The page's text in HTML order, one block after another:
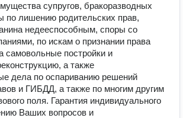
супругов, бракоразводных
по лишению родительских прав,
недееспособным, споры со
по искам о признании права
самовольные постройки и
а также
дела по оспариванию решений
и ГИБДД, а также по многим другим
поля. Гарантия индивидуального
Ваших вопросов и